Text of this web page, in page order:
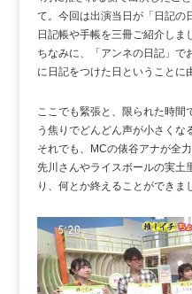
て。今回は出演当日が「日記の
日記帳や手帳を三冊ご紹介しま
ちなみに、「アンネの日記」で
に日記をつけた日ということに
ここでも緊張と、限られた時間
う焦りでどんどん声が小さく
それでも、MCの俵谷アナが全
先川さんやライスボールの実土
り、何とか終えることができま